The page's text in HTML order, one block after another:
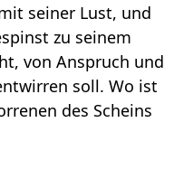
seiner Lust, und
zu seinem
von Anspruch und
soll. Wo ist
des Scheins